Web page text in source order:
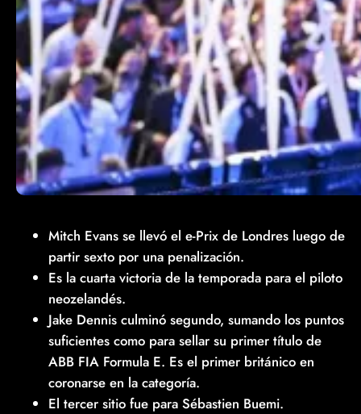
Mitch Evans se llevó el e-Prix de Londres luego de
partir sexto por una penalización.
Es la cuarta victoria de la temporada para el piloto
neozelandés.
Jake Dennis culminó segundo, sumando los puntos
suficientes como para sellar su primer título de
ABB FIA Formula E. Es el primer británico en
coronarse en la categoría.
El tercer sitio fue para Sébastien Buemi.